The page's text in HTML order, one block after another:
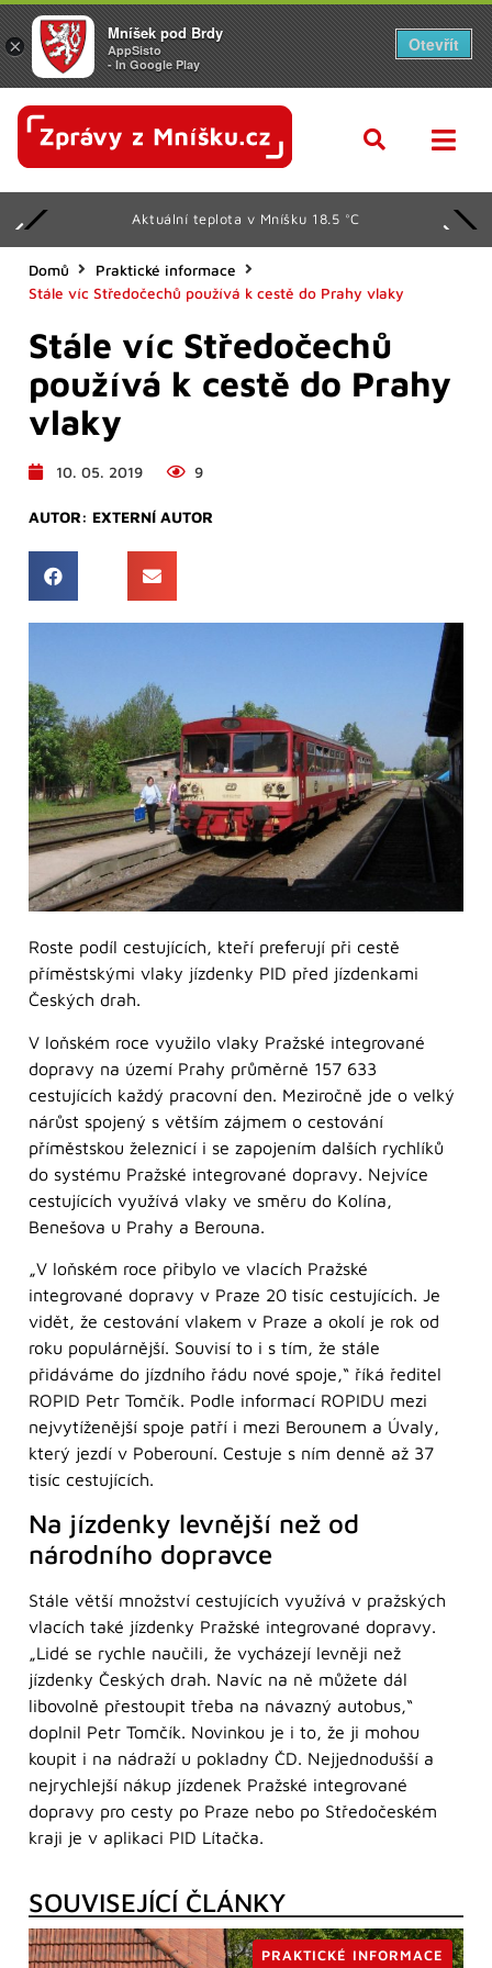
Aktuální teplota v Mníšku 18.5 °C
Domů
Praktické informace
Stále víc Středočechů používá k cestě do Prahy vlaky
Stále víc Středočechů
používá k cestě do Prahy
vlaky
10. 05. 2019 9
AUTOR: EXTERNÍ AUTOR
Roste podíl cestujících, kteří preferují při cestě
příměstskými vlaky jízdenky PID před jízdenkami
Českých drah.
V loňském roce využilo vlaky Pražské integrované
dopravy na území Prahy průměrně 157 633
cestujících každý pracovní den. Meziročně jde o velký
nárůst spojený s větším zájmem o cestování
příměstskou železnicí i se zapojením dalších rychlíků
do systému Pražské integrované dopravy. Nejvíce
cestujících využívá vlaky ve směru do Kolína,
Benešova u Prahy a Berouna.
„V loňském roce přibylo ve vlacích Pražské
integrované dopravy v Praze 20 tisíc cestujících. Je
vidět, že cestování vlakem v Praze a okolí je rok od
roku populárnější. Souvisí to i s tím, že stále
přidáváme do jízdního řádu nové spoje,“ říká ředitel
ROPID Petr Tomčík. Podle informací ROPIDU mezi
nejvytíženější spoje patří i mezi Berounem a Úvaly,
který jezdí v Poberouní. Cestuje s ním denně až 37
tisíc cestujících.
Na jízdenky levnější než od
národního dopravce
Stále větší množství cestujících využívá v pražských
vlacích také jízdenky Pražské integrované dopravy.
„Lidé se rychle naučili, že vycházejí levněji než
jízdenky Českých drah. Navíc na ně můžete dál
libovolně přestoupit třeba na návazný autobus,“
doplnil Petr Tomčík. Novinkou je i to, že ji mohou
koupit i na nádraží u pokladny ČD. Nejjednodušší a
nejrychlejší nákup jízdenek Pražské integrované
dopravy pro cesty po Praze nebo po Středočeském
kraji je v aplikaci PID Lítačka.
SOUVISEJÍCÍ ČLÁNKY
PRAKTICKÉ INFORMACE
×
Mníšek pod Brdy
AppSisto
- In Google Play
Otevřít